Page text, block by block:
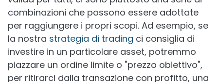
combinazioni che possono essere adottate
per raggiungere i propri scopi. Ad esempio, se
la nostra strategia di trading ci consiglia di
investire in un particolare asset, potremmo
piazzare un ordine limite o "prezzo obiettivo",
per ritirarci dalla transazione con profitto, una